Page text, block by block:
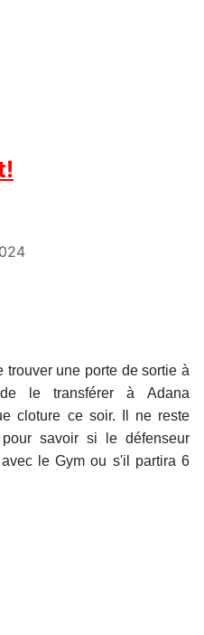
trouver une porte de sortie à
le transférer à Adana
cloture ce soir. Il ne reste
savoir si le défenseur
le Gym ou s'il partira 6